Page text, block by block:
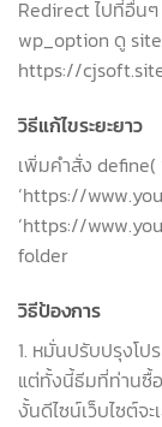
Redirect ไปที่อื่น
wp_option ดู
https://cjsoft.site
วิธีแก้ไขระยะยาว
เพิ่มคำสั่ง define(
‘https://
‘https://
folder
วิธีป้องการ
1. หมั่นปรับปรุงโป
แต่ทั้งนี้ธีมที่ท่านซื้
งั้นดีไซน์เว็บไซต์จ